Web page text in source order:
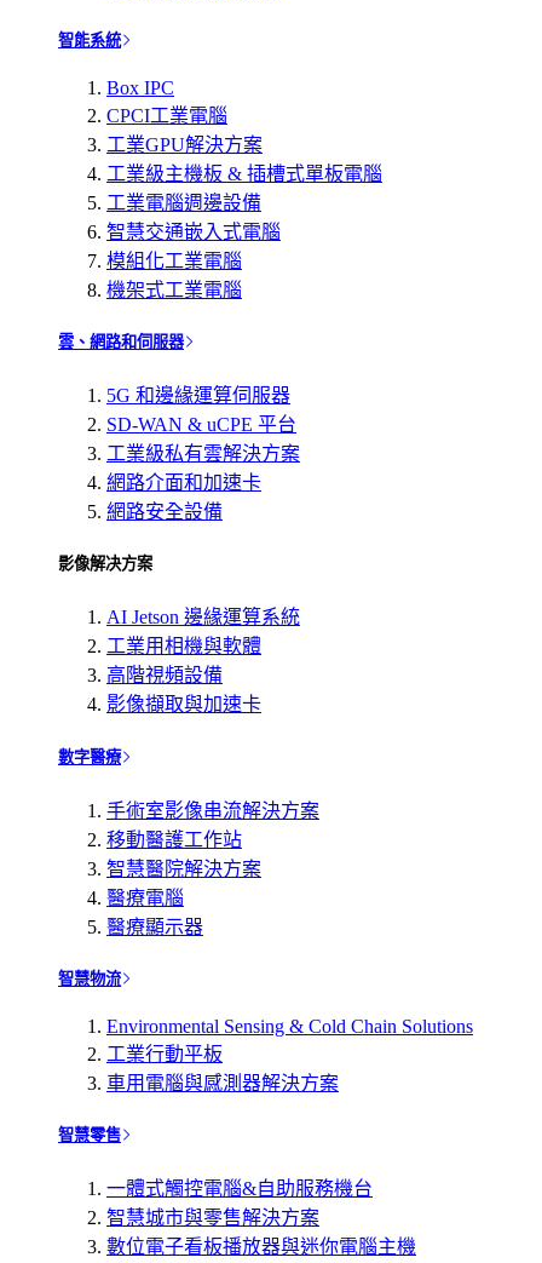
智能系統
Box IPC
CPCI工業電腦
工業GPU解決方案
工業級主機板 & 插槽式單板電腦
工業電腦週邊設備
智慧交通嵌入式電腦
模組化工業電腦
機架式工業電腦
雲、網路和伺服器
5G 和邊緣運算伺服器
SD-WAN & uCPE 平台
工業級私有雲解決方案
網路介面和加速卡
網路安全設備
影像解决方案
AI Jetson 邊緣運算系統
工業用相機與軟體
高階視頻設備
影像擷取與加速卡
數字醫療
手術室影像串流解決方案
移動醫護工作站
智慧醫院解決方案
醫療電腦
醫療顯示器
智慧物流
Environmental Sensing & Cold Chain Solutions
工業行動平板
車用電腦與感測器解決方案
智慧零售
一體式觸控電腦&自助服務機台
智慧城市與零售解決方案
數位電子看板播放器與迷你電腦主機